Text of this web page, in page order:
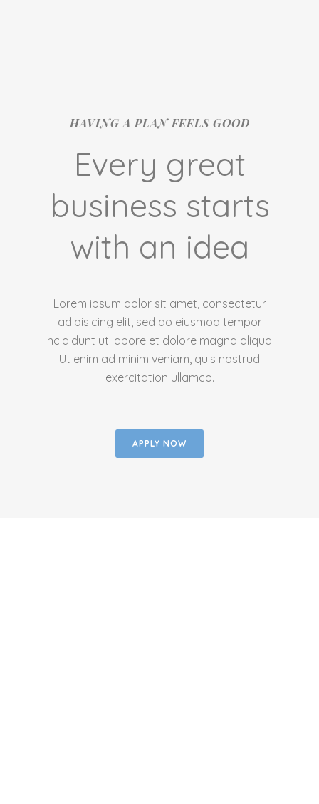
HAVING A PLAN FEELS GOOD
Every great
business starts
with an idea
Lorem ipsum dolor sit amet, consectetur
adipisicing elit, sed do eiusmod tempor
incididunt ut labore et dolore magna aliqua.
Ut enim ad minim veniam, quis nostrud
exercitation ullamco.
APPLY NOW